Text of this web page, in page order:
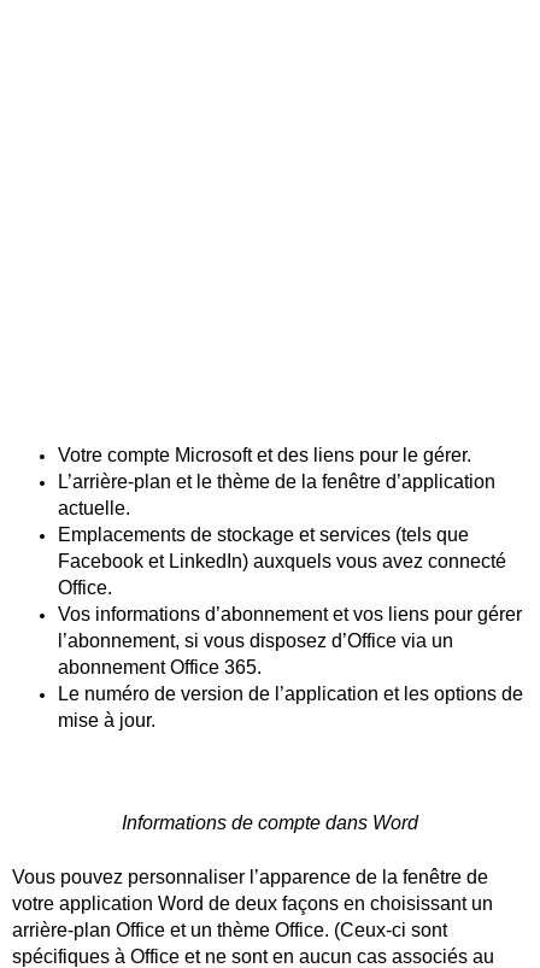
Votre compte Microsoft et des liens pour le gérer.
L’arrière-plan et le thème de la fenêtre d’application
actuelle.
Emplacements de stockage et services (tels que
Facebook et LinkedIn) auxquels vous avez connecté
Office.
Vos informations d’abonnement et vos liens pour gérer
l’abonnement, si vous disposez d’Office via un
abonnement Office 365.
Le numéro de version de l’application et les options de
mise à jour.
Informations de compte dans Word
Vous pouvez personnaliser l’apparence de la fenêtre de
votre application Word de deux façons en choisissant un
arrière-plan Office et un thème Office. (Ceux-ci sont
spécifiques à Office et ne sont en aucun cas associés au